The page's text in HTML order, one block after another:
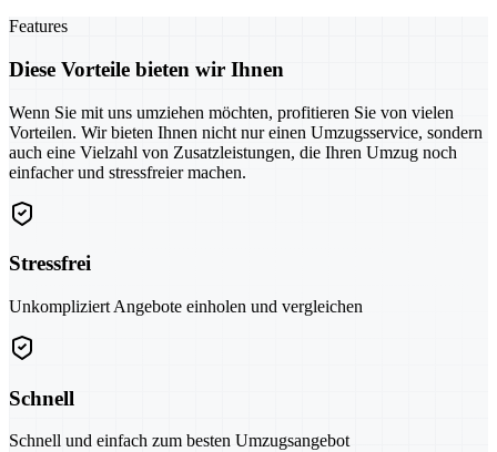
Features
Diese Vorteile bieten wir Ihnen
Wenn Sie mit uns umziehen möchten, profitieren Sie von vielen
Vorteilen. Wir bieten Ihnen nicht nur einen Umzugsservice, sondern
auch eine Vielzahl von Zusatzleistungen, die Ihren Umzug noch
einfacher und stressfreier machen.
Stressfrei
Unkompliziert Angebote einholen und vergleichen
Schnell
Schnell und einfach zum besten Umzugsangebot